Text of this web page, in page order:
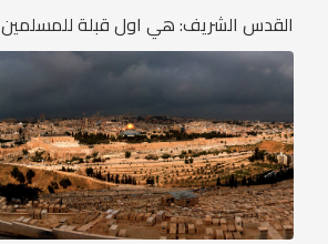
القدس الشريف: هي اول قبلة للمسلمين